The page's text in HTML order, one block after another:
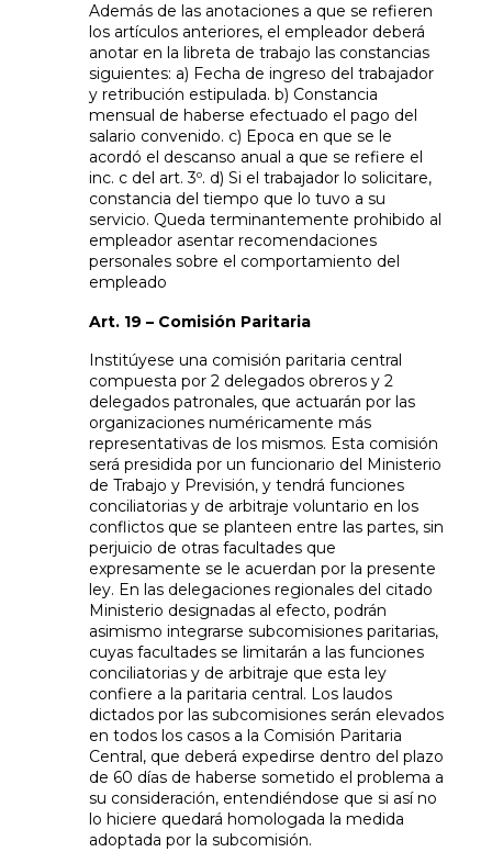
Además de las anotaciones a que se refieren
los artículos anteriores, el empleador deberá
anotar en la libreta de trabajo las constancias
siguientes: a) Fecha de ingreso del trabajador
y retribución estipulada. b) Constancia
mensual de haberse efectuado el pago del
salario convenido. c) Epoca en que se le
acordó el descanso anual a que se refiere el
inc. c del art. 3º. d) Si el trabajador lo solicitare,
constancia del tiempo que lo tuvo a su
servicio. Queda terminantemente prohibido al
empleador asentar recomendaciones
personales sobre el comportamiento del
empleado
Art. 19 – Comisión Paritaria
Institúyese una comisión paritaria central
compuesta por 2 delegados obreros y 2
delegados patronales, que actuarán por las
organizaciones numéricamente más
representativas de los mismos. Esta comisión
será presidida por un funcionario del Ministerio
de Trabajo y Previsión, y tendrá funciones
conciliatorias y de arbitraje voluntario en los
conflictos que se planteen entre las partes, sin
perjuicio de otras facultades que
expresamente se le acuerdan por la presente
ley. En las delegaciones regionales del citado
Ministerio designadas al efecto, podrán
asimismo integrarse subcomisiones paritarias,
cuyas facultades se limitarán a las funciones
conciliatorias y de arbitraje que esta ley
confiere a la paritaria central. Los laudos
dictados por las subcomisiones serán elevados
en todos los casos a la Comisión Paritaria
Central, que deberá expedirse dentro del plazo
de 60 días de haberse sometido el problema a
su consideración, entendiéndose que si así no
lo hiciere quedará homologada la medida
adoptada por la subcomisión.